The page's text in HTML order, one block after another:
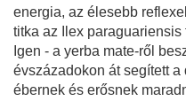
energia, az élesebb
titka az Ilex
Igen - a yerba mate-ről
évszázadokon át segített
ébernek és erősnek